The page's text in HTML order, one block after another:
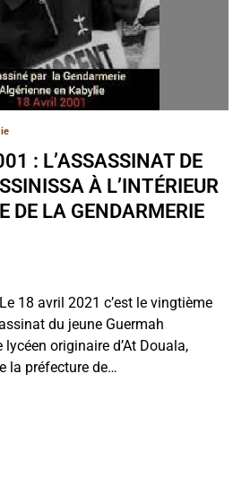
: L’ASSASSINAT DE
À L’INTÉRIEUR
DE LA GENDARMERIE
18 avril 2021 c’est le vingtième
du jeune Guermah
originaire d’At Douala,
la préfecture de…